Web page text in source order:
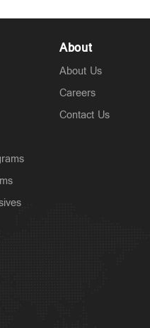
ആര്‍ കോഡ് അടക്കം
About
About Us
Careers
Contact Us